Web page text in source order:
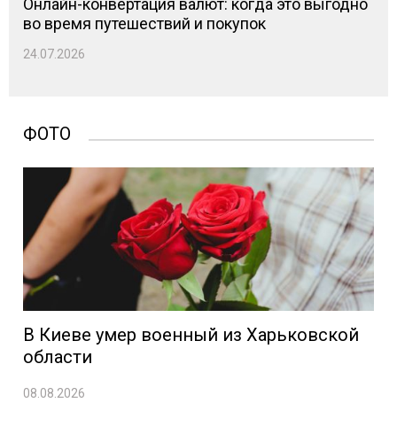
Онлайн-конвертация валют: когда это выгодно
во время путешествий и покупок
24.07.2026
ФОТО
В Киеве умер военный из Харьковской
области
08.08.2026